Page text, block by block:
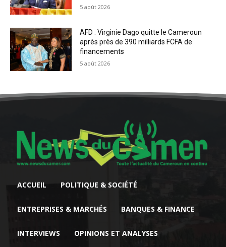
5 août 2026
AFD : Virginie Dago quitte le Cameroun
après près de 390 milliards FCFA de
financements
5 août 2026
ACCUEIL POLITIQUE & SOCIÉTÉ
ENTREPRISES & MARCHÉS BANQUES & FINANCE
INTERVIEWS OPINIONS ET ANALYSES